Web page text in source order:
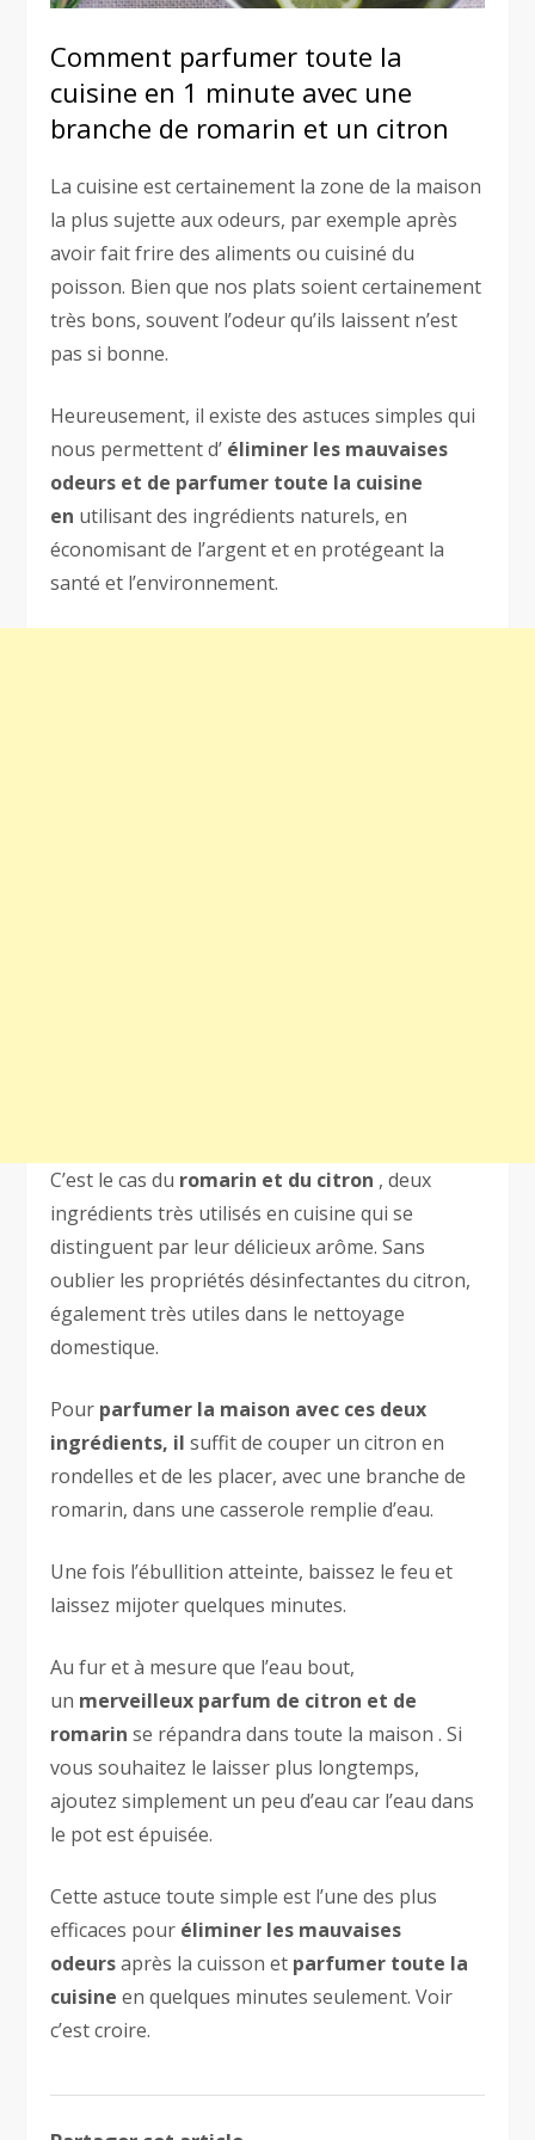
Comment parfumer toute la
cuisine en 1 minute avec une
branche de romarin et un citron
La cuisine est certainement la zone de la maison
la plus sujette aux odeurs, par exemple après
avoir fait frire des aliments ou cuisiné du
poisson. Bien que nos plats soient certainement
très bons, souvent l’odeur qu’ils laissent n’est
pas si bonne.
Heureusement, il existe des astuces simples qui
nous permettent d’ éliminer les mauvaises
odeurs et de parfumer toute la cuisine
en utilisant des ingrédients naturels, en
économisant de l’argent et en protégeant la
santé et l’environnement.
C’est le cas du romarin et du citron , deux
ingrédients très utilisés en cuisine qui se
distinguent par leur délicieux arôme. Sans
oublier les propriétés désinfectantes du citron,
également très utiles dans le nettoyage
domestique.
Pour parfumer la maison avec ces deux
ingrédients, il suffit de couper un citron en
rondelles et de les placer, avec une branche de
romarin, dans une casserole remplie d’eau.
Une fois l’ébullition atteinte, baissez le feu et
laissez mijoter quelques minutes.
Au fur et à mesure que l’eau bout,
un merveilleux parfum de citron et de
romarin se répandra dans toute la maison . Si
vous souhaitez le laisser plus longtemps,
ajoutez simplement un peu d’eau car l’eau dans
le pot est épuisée.
Cette astuce toute simple est l’une des plus
efficaces pour éliminer les mauvaises
odeursaprès la cuisson et parfumer toute la
cuisine en quelques minutes seulement. Voir
c’est croire.